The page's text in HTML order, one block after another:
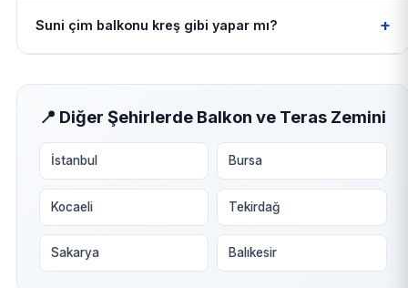
Suni çim balkonu kreş gibi yapar mı? +
📍 Diğer Şehirlerde Balkon ve Teras Zemini
İstanbul Bursa
Kocaeli Tekirdağ
Sakarya Balıkesir